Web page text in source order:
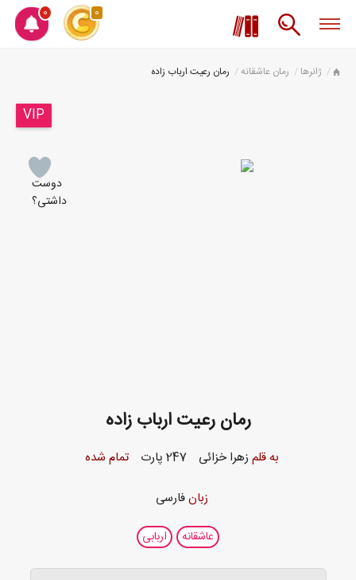
0 0
ژانرها رمان عاشقانه رمان رعیت ارباب زاده
VIP
دوست
داشتی؟
رمان رعیت ارباب زاده
به قلم زهرا خزائی 247 پارت تمام شده
زبانفارسی
عاشقانه اربابی